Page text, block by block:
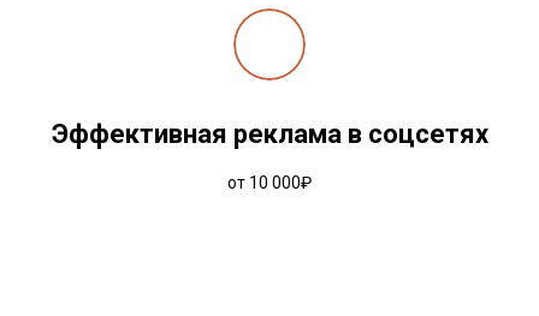
Эффективная реклама в соцсетях
от 10 000₽